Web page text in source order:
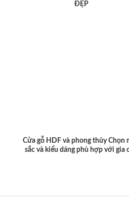
ĐẸP
Cửa gỗ HDF và phong thủy Chọn
sắc và kiểu dáng phù hợp với gia